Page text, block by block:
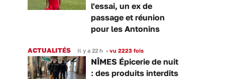
l'essai, un ex de
passage et réunion
pour les Antonins
ACTUALITÉS Il y a 22 h • vu 2223 fois
NÎMES Épicerie de nuit
: des produits interdits